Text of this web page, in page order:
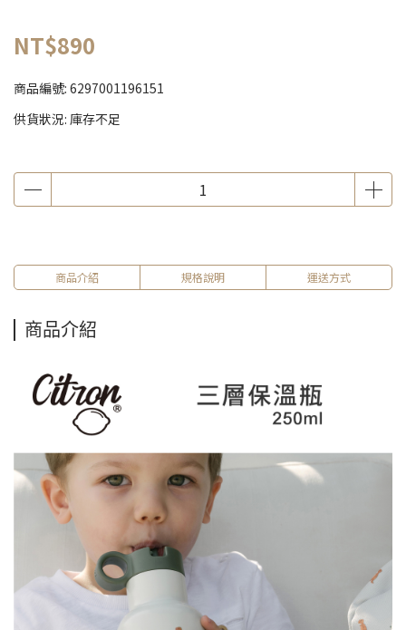
NT$890
商品編號: 6297001196151
供貨狀況: 庫存不足
商品介紹 規格說明 運送方式
商品介紹